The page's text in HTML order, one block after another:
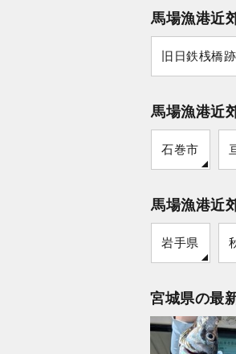
馬場漁港近
旧日鉄桟橋跡
馬場漁港近
石巻市
馬場漁港近
岩手県
宮城県の最